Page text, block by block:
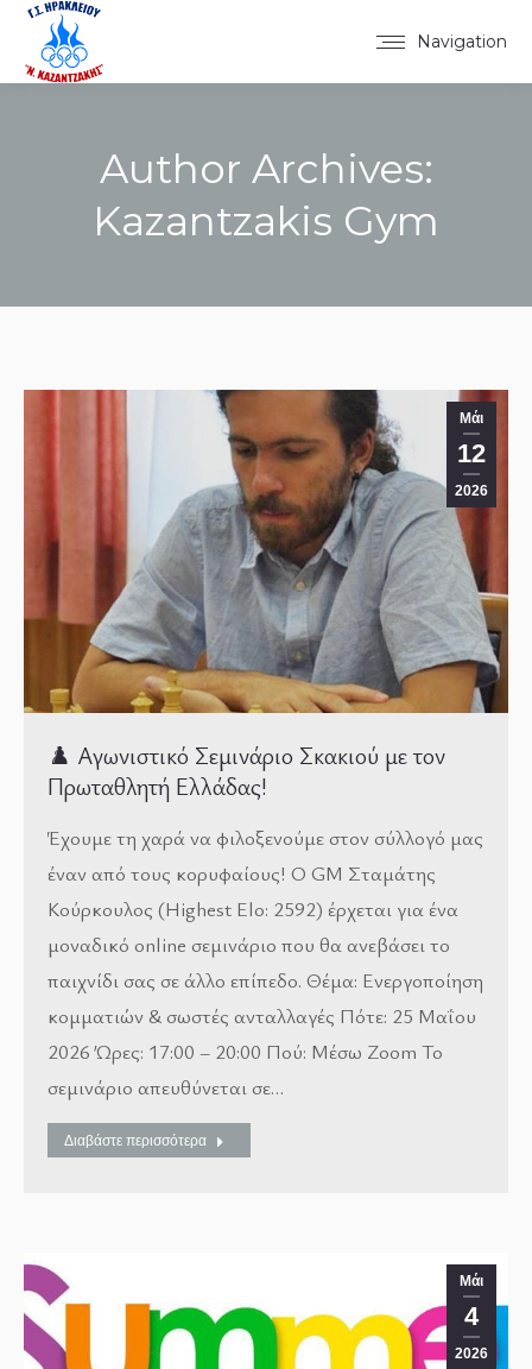
Navigation
Author Archives:
Kazantzakis Gym
Μάι
12
2026
♟️ Αγωνιστικό Σεμινάριο Σκακιού με τον
Πρωταθλητή Ελλάδας!
Έχουμε τη χαρά να φιλοξενούμε στον σύλλογό μας
έναν από τους κορυφαίους! Ο GM Σταμάτης
Κούρκουλος (Highest Elo: 2592) έρχεται για ένα
μοναδικό online σεμινάριο που θα ανεβάσει το
παιχνίδι σας σε άλλο επίπεδο. Θέμα: Ενεργοποίηση
κομματιών & σωστές ανταλλαγές Πότε: 25 Μαΐου
2026 Ώρες: 17:00 – 20:00 Πού: Μέσω Zoom Το
σεμινάριο απευθύνεται σε…
Διαβάστε περισσότερα
Μάι
4
2026